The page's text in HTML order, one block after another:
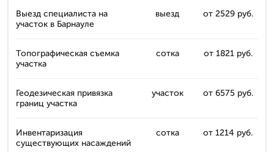
Выезд специалиста на
участок в Барнауле
выезд от 2529 руб.
Топографическая съемка
участка
сотка от 1821 руб.
Геодезическая привязка
границ участка
участок от 6575 руб.
Инвентаризация
существующих насаждений
сотка от 1214 руб.